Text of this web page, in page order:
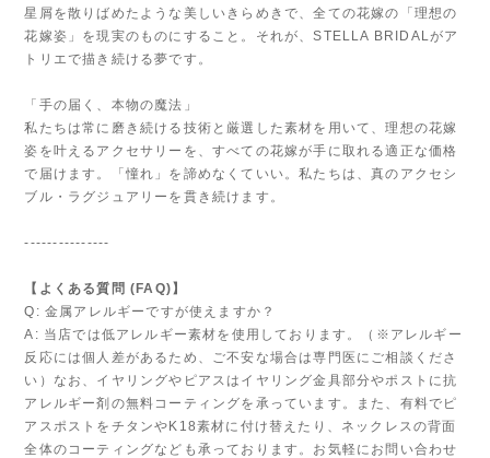
星屑を散りばめたような美しいきらめきで、全ての花嫁の「理想の
花嫁姿」を現実のものにすること。それが、STELLA BRIDALがア
トリエで描き続ける夢です。
「手の届く、本物の魔法」
私たちは常に磨き続ける技術と厳選した素材を用いて、理想の花嫁
姿を叶えるアクセサリーを、すべての花嫁が手に取れる適正な価格
で届けます。「憧れ」を諦めなくていい。私たちは、真のアクセシ
ブル・ラグジュアリーを貫き続けます。
---------------
【よくある質問 (FAQ)】
Q: 金属アレルギーですが使えますか？
A: 当店では低アレルギー素材を使用しております。（※アレルギー
反応には個人差があるため、ご不安な場合は専門医にご相談くださ
い）なお、イヤリングやピアスはイヤリング金具部分やポストに抗
アレルギー剤の無料コーティングを承っています。また、有料でピ
アスポストをチタンやK18素材に付け替えたり、ネックレスの背面
全体のコーティングなども承っております。お気軽にお問い合わせ